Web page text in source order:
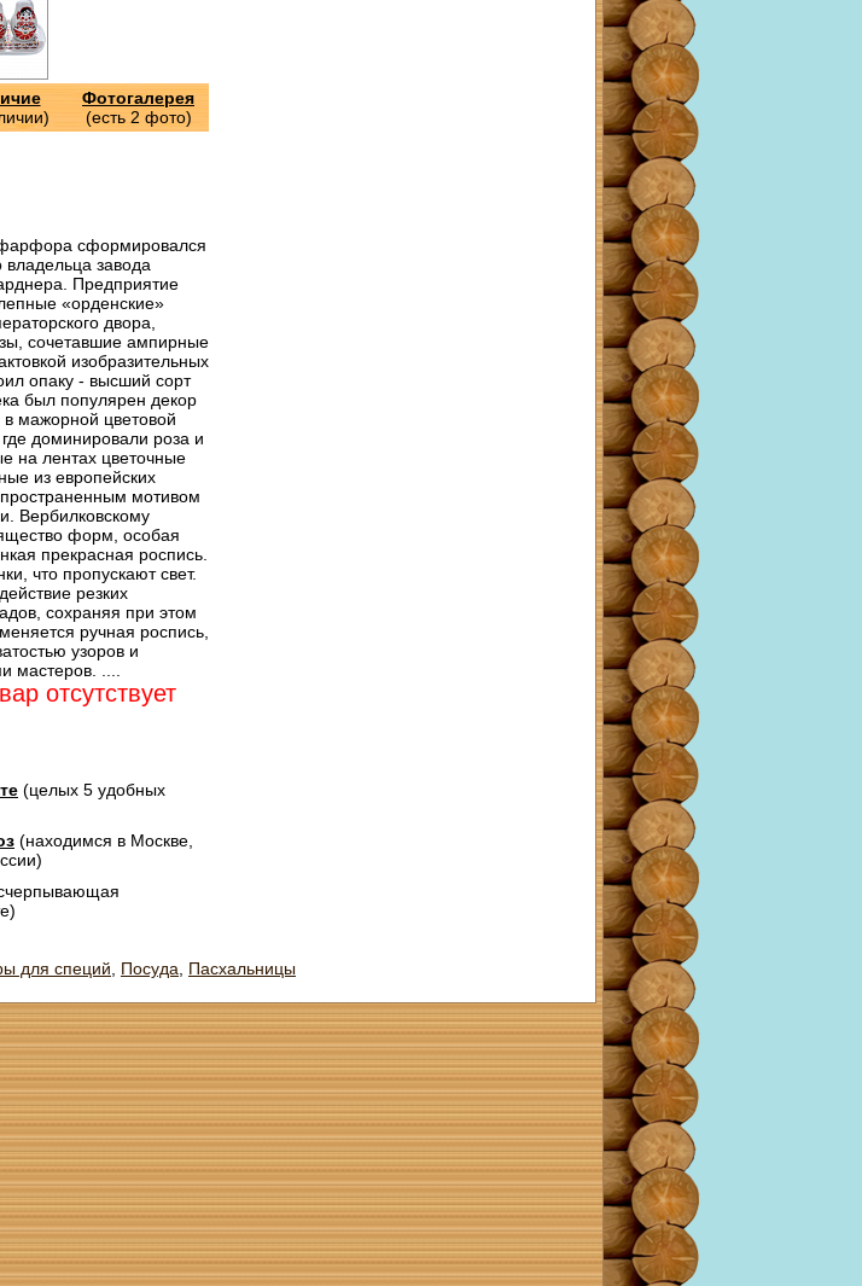
Фотогалерея
(есть 2 фото)
фарфора сформировался
завода
Предприятие
«орденские»
двора,
сочетавшие ампирные
изобразительных
опаку - высший сорт
был популярен декор
мажорной цветовой
доминировали роза и
на лентах цветочные
из европейских
мотивом
Вербилковскому
форм, особая
прекрасная роспись.
что пропускают свет.
резких
сохраняя при этом
ручная роспись,
узоров и
мастеров. ....
отсутствует
(целых 5 удобных
(находимся в Москве,
для специй Посуда Пасхальницы